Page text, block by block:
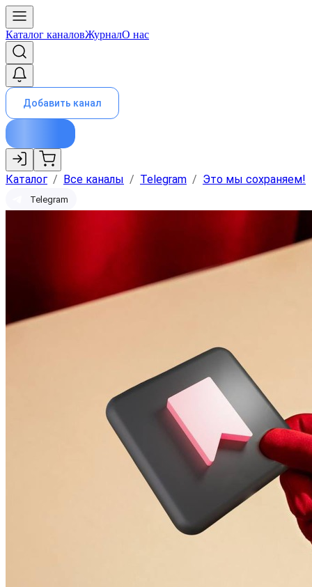
Каталог каналовЖурналО нас
Добавить канал
Каталог / Все каналы / Telegram / Это мы сохраняем!
Telegram